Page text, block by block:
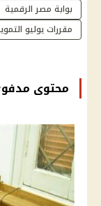
بوابة مصر الرقمية
مقررات يوليو
محتوى